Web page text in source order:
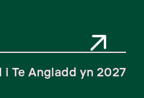
Te Angladd yn 2027